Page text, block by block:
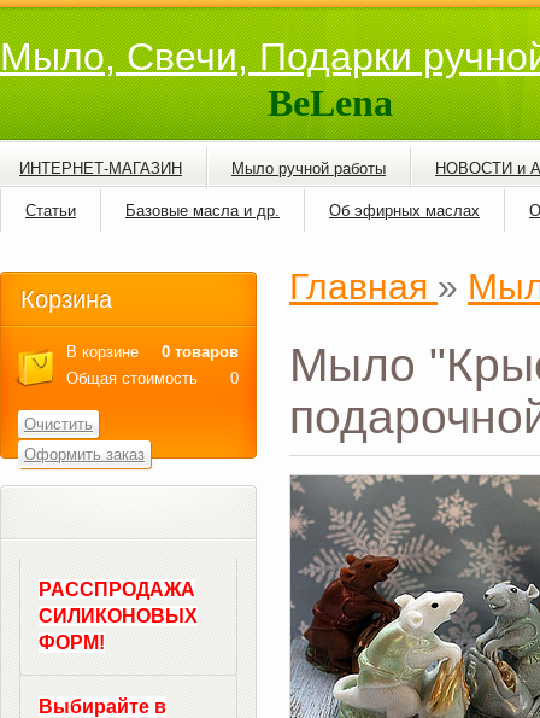
Мыло, Свечи, Подарки
BeLena
ИНТЕРНЕТ-МАГАЗИН Мыло ручной работы НОВОСТИ и
Статьи Базовые масла и др. Об эфирных маслах
Главная »
Мыло
Корзина
В корзине
0 товаров
Общая стоимость
0
Очистить
Оформить заказ
РАССПРОДАЖА
СИЛИКОНОВЫХ
ФОРМ!
Выбирайте в